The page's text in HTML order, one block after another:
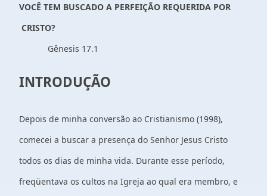
VOCÊ TEM BUSCADO A PERFEIÇÃO REQUERIDA POR
CRISTO?
Gênesis 17.1
INTRODUÇÃO
Depois de minha conversão ao Cristianismo (1998),
comecei a buscar a presença do Senhor Jesus Cristo
todos os dias de minha vida. Durante esse período,
freqüentava os cultos na Igreja ao qual era membro, e